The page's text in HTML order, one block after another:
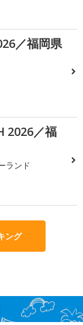
／福岡県
2026／福
ランド
ング